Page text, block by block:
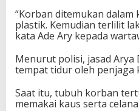
“Korban ditemukan
plastik. Kemudian terlilit
kata Ade Ary kepada
Menurut polisi, jasad Arya
tempat tidur oleh penjaga
Saat itu, tubuh korban
memakai kaus serta